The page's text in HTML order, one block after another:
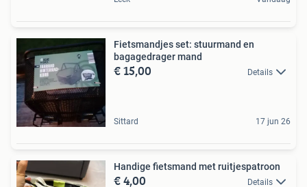
Fietsmandjes set: stuurmand en
bagagedrager mand
€ 15,00 Details
Sittard 17 jun 26
Handige fietsmand met ruitjespatroon
€ 4,00 Details